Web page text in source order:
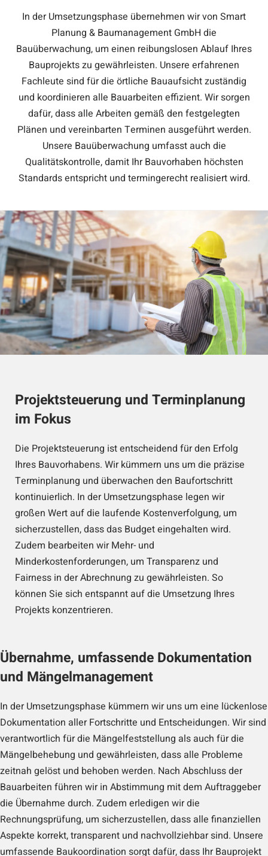
In der Umsetzungsphase übernehmen wir von Smart
Planung & Baumanagement GmbH die
Bauüberwachung, um einen reibungslosen Ablauf Ihres
Bauprojekts zu gewährleisten. Unsere erfahrenen
Fachleute sind für die örtliche Bauaufsicht zuständig
und koordinieren alle Bauarbeiten effizient. Wir sorgen
dafür, dass alle Arbeiten gemäß den festgelegten
Plänen und vereinbarten Terminen ausgeführt werden.
Unsere Bauüberwachung umfasst auch die
Qualitätskontrolle, damit Ihr Bauvorhaben höchsten
Standards entspricht und termingerecht realisiert wird.
Projektsteuerung und Terminplanung
im Fokus
Die Projektsteuerung ist entscheidend für den Erfolg
Ihres Bauvorhabens. Wir kümmern uns um die präzise
Terminplanung und überwachen den Baufortschritt
kontinuierlich. In der Umsetzungsphase legen wir
großen Wert auf die laufende Kostenverfolgung, um
sicherzustellen, dass das Budget eingehalten wird.
Zudem bearbeiten wir Mehr- und
Minderkostenforderungen, um Transparenz und
Fairness in der Abrechnung zu gewährleisten. So
können Sie sich entspannt auf die Umsetzung Ihres
Projekts konzentrieren.
Übernahme, umfassende Dokumentation
und Mängelmanagement
In der Umsetzungsphase kümmern wir uns um eine lückenlose
Dokumentation aller Fortschritte und Entscheidungen. Wir sind
verantwortlich für die Mängelfeststellung als auch für die
Mängelbehebung und gewährleisten, dass alle Probleme
zeitnah gelöst und behoben werden. Nach Abschluss der
Bauarbeiten führen wir in Abstimmung mit dem Auftraggeber
die Übernahme durch. Zudem erledigen wir die
Rechnungsprüfung, um sicherzustellen, dass alle finanziellen
Aspekte korrekt, transparent und nachvollziehbar sind. Unsere
umfassende Baukoordination sorgt dafür, dass Ihr Bauprojekt